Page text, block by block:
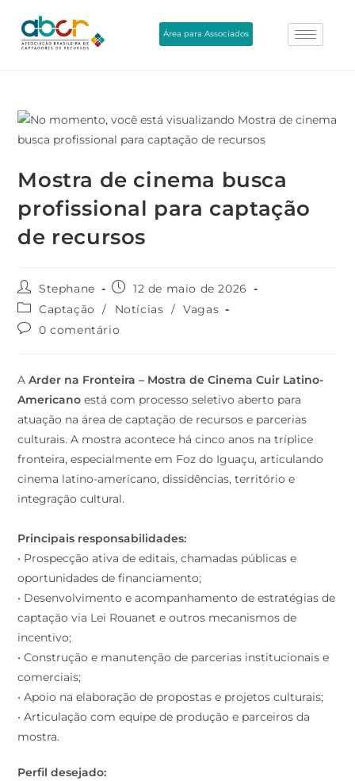
Área para Associados
Mostra de cinema busca
profissional para captação
de recursos
Stephane
12 de maio de 2026
Captação
/ Notícias / Vagas
0 comentário
AArder na Fronteira – Mostra de Cinema Cuir Latino-
Americano está com processo seletivo aberto para
atuação na área de captação de recursos e parcerias
culturais. A mostra acontece há cinco anos na tríplice
fronteira, especialmente em Foz do Iguaçu, articulando
cinema latino-americano, dissidências, território e
integração cultural.
Principais responsabilidades:
• Prospecção ativa de editais, chamadas públicas e
oportunidades de financiamento;
• Desenvolvimento e acompanhamento de estratégias de
captação via Lei Rouanet e outros mecanismos de
incentivo;
• Construção e manutenção de parcerias institucionais e
comerciais;
• Apoio na elaboração de propostas e projetos culturais;
• Articulação com equipe de produção e parceiros da
mostra.
Perfil desejado: